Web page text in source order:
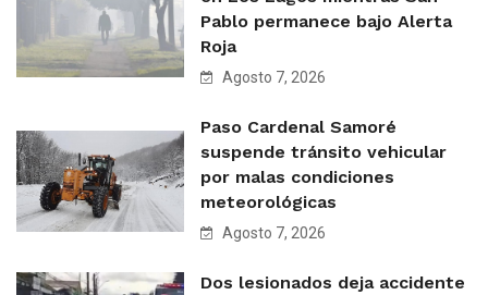
Pablo permanece bajo Alerta
Roja
Agosto 7, 2026
Paso Cardenal Samoré
suspende tránsito vehicular
por malas condiciones
meteorológicas
Agosto 7, 2026
Dos lesionados deja accidente